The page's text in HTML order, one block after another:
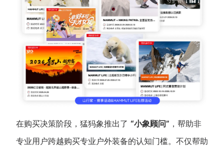
在购买决策阶段，猛犸象推出了 “小象顾问” ，帮助非
专业用户跨越购买专业户外装备的认知门槛。不仅帮助